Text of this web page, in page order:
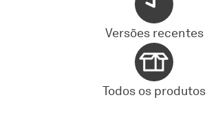
Versões recentes
Todos os produtos